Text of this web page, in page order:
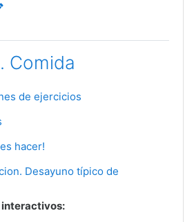
Comida
de ejerciciosГиперссылка
hacer!
Гиперссылка
Desayuno típico de
interactivos: